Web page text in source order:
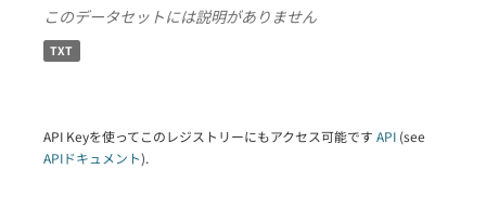
このデータセットには説明がありません
TXT
API Keyを使ってこのレジストリーにもアクセス可能です API (see
APIドキュメント).